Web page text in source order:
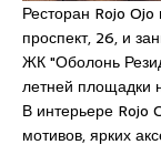
Ресторан Rojo
проспект, 26, и
ЖК "Оболонь
летней площадки
В интерьере Rojo
мотивов, ярких